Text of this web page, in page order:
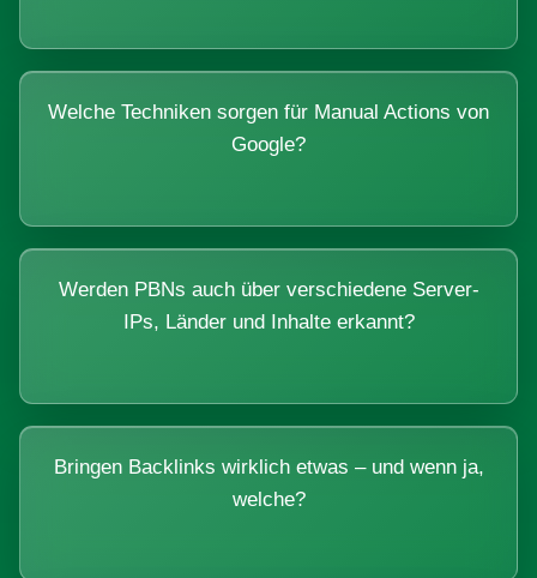
Welche Techniken sorgen für Manual Actions von
Google?
Werden PBNs auch über verschiedene Server-
IPs, Länder und Inhalte erkannt?
Bringen Backlinks wirklich etwas – und wenn ja,
welche?